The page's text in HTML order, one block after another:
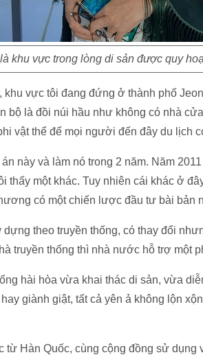
khu vực trong lòng di sản được quy
vực tôi đang đứng ở thành phố
bộ là đồi núi hầu như không có nhà
vật thể để mọi người đến đây du lịch
này và làm nó trong 2 năm. Năm
thấy một khác. Tuy nhiên cái khác ở
có một chiến lược đầu tư bài bản
theo truyền thống, có thay đổi
truyền thống thì nhà nước hỗ trợ một
hài hòa vừa khai thác di sản, vừa
giành giật, tất cả yên ả không lộn
từ Hàn Quốc, cùng cộng đồng sử dụng